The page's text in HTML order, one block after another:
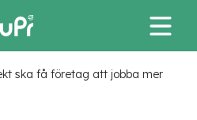
ska få företag att jobba mer